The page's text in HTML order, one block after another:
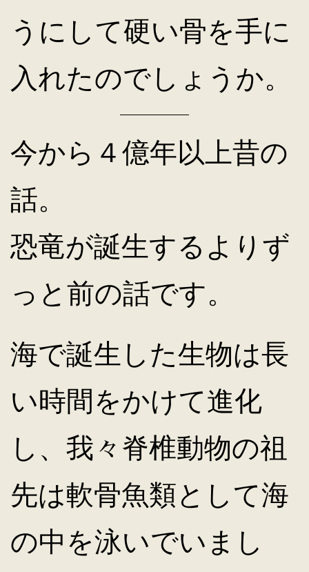
うにして硬い骨を手に
入れたのでしょうか。
今から４億年以上昔の
話。
恐竜が誕生するよりず
っと前の話です。
海で誕生した生物は長
い時間をかけて進化
し、我々脊椎動物の祖
先は軟骨魚類として海
の中を泳いでいまし